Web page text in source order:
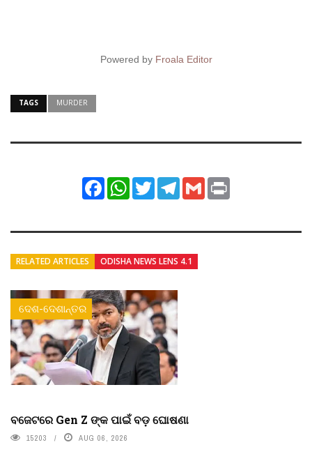
Powered by Froala Editor
TAGS MURDER
FacebookWhatsApp
TwitterTelegram
Gmail
RELATED ARTICLES ODISHA NEWS LENS 4.1
ଦେଶ-ଦେଶାନ୍ତର
ବଜେଟରେ Gen Z ଙ୍କ ପାଇଁ ବଡ଼ ଘୋଷଣା
15203 AUG 06, 2026